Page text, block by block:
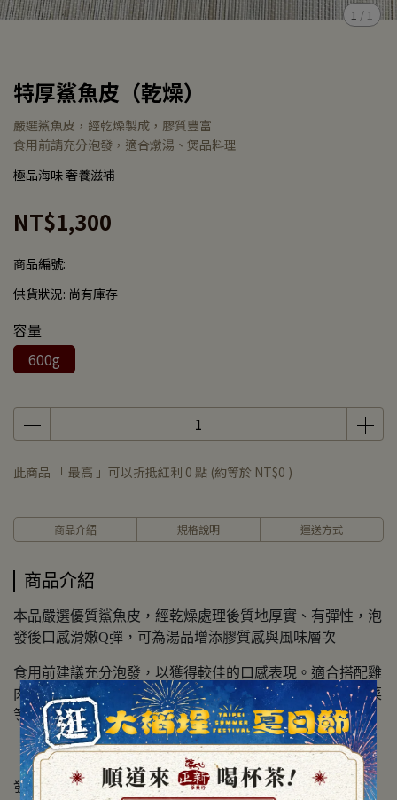
1 / 1
特厚鯊魚皮（乾燥）
嚴選鯊魚皮，經乾燥製成，膠質豐富
食用前請充分泡發，適合燉湯、煲品料理
極品海味 奢養滋補
NT$1,300
商品編號:
供貨狀況: 尚有庫存
容量
600g
此商品 「 最高 」可以折抵紅利 0 點 (約等於 NT$0 )
商品介紹 規格說明 運送方式
商品介紹
本品嚴選優質鯊魚皮，經乾燥處理後質地厚實、有彈性，泡
發後口感滑嫩Q彈，可為湯品增添膠質感與風味層次
食用前建議充分泡發，以獲得較佳的口感表現。適合搭配雞
肉、排骨或海鮮一同燉湯、煲品，亦可依個人喜好加入蔬菜
等食材變化料理。
發泡方法：